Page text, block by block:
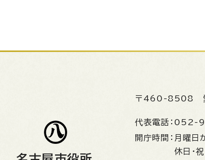
〒460-8508
代表電話： 052-
開庁時間： 月曜日
休日・